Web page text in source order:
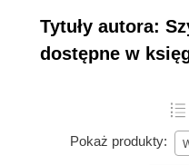
będzie Was do
Tytuły autora:
dostępne w
Pokaż produkty: